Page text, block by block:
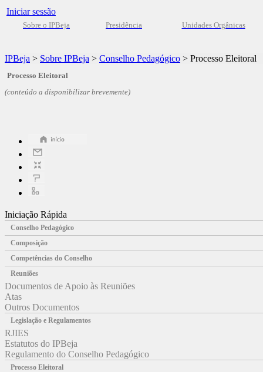
Iniciar sessão
Sobre o IPBeja Presidência Unidades Orgânicas
IPBeja > Sobre IPBeja > Conselho Pedagógico > Processo Eleitoral
Processo Eleitoral
(conteúdo a disponibilizar brevemente)
Iniciação Rápida
Conselho Pedagógico
Composição
Competências do Conselho
Reuniões
Documentos de Apoio às Reuniões
Atas
Outros Documentos
Legislação e Regulamentos
RJIES
Estatutos do IPBeja
Regulamento do Conselho Pedagógico
Processo Eleitoral